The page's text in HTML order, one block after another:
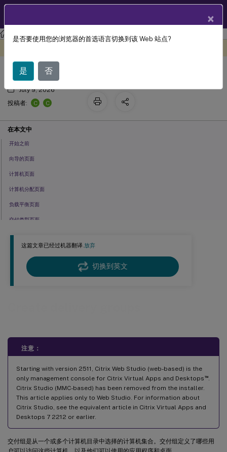
Citrix Virtual Apps and Desktops7 2511
这篇文章已经过机器翻译.放弃
切换到英文
注意：
Starting with version 2511, Citrix Web Studio (web-based) is the
only management console for Citrix Virtual Apps and Desktops ™.
Citrix Studio (MMC-based) has been removed from the installer.
This article applies only to Web Studio. For information about
Citrix Studio, see the equivalent article in Citrix Virtual Apps and
Desktops 7 2212 or earlier.
交付组是从一个或多个计算机目录中选择的计算机集合。交付组定义了哪些用
Create delivery groups
July 9, 2026
投稿者:
C C
在本文中
开始之前
向导的页面
计算机页面
计算机分配页面
负载平衡页面
交付类型页面
用户页面
应用程序页面
桌面（或桌面分配规则）页面
摘要页面
局限性
使用合并组启用金丝雀部署（预览版）
×
是否要使用您的浏览器的首选语言切换到该 Web 站点?
是 否